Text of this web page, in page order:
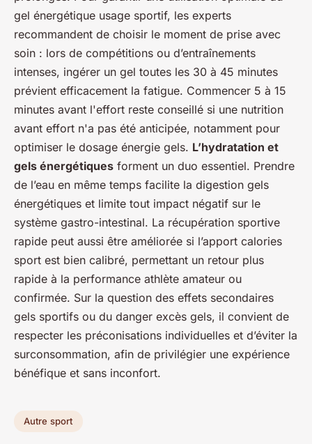
gel énergétique usage sportif, les experts
recommandent de choisir le moment de prise avec
soin : lors de compétitions ou d’entraînements
intenses, ingérer un gel toutes les 30 à 45 minutes
prévient efficacement la fatigue. Commencer 5 à 15
minutes avant l'effort reste conseillé si une nutrition
avant effort n'a pas été anticipée, notamment pour
optimiser le dosage énergie gels. L’hydratation et
gels énergétiques forment un duo essentiel. Prendre
de l’eau en même temps facilite la digestion gels
énergétiques et limite tout impact négatif sur le
système gastro-intestinal. La récupération sportive
rapide peut aussi être améliorée si l’apport calories
sport est bien calibré, permettant un retour plus
rapide à la performance athlète amateur ou
confirmée. Sur la question des effets secondaires
gels sportifs ou du danger excès gels, il convient de
respecter les préconisations individuelles et d’éviter la
surconsommation, afin de privilégier une expérience
bénéfique et sans inconfort.
Autre sport